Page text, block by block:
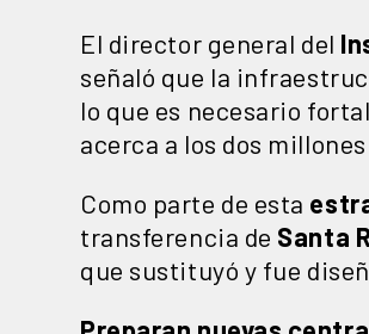
El director general del
señaló que la
lo que es necesario
acerca a los dos
Como parte de esta
transferencia de Santa
que sustituyó y fue